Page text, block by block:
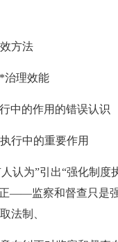
方法
治理效能
中的作用的错误认识
行中的重要作用
认为”引出“强化制
——监察和督查只是
法制、